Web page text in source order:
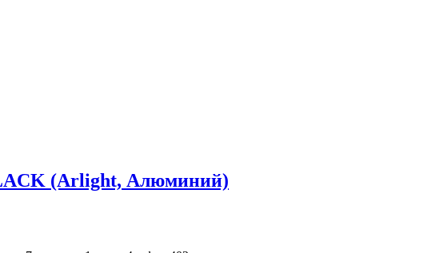
(Arlight, Алюминий)